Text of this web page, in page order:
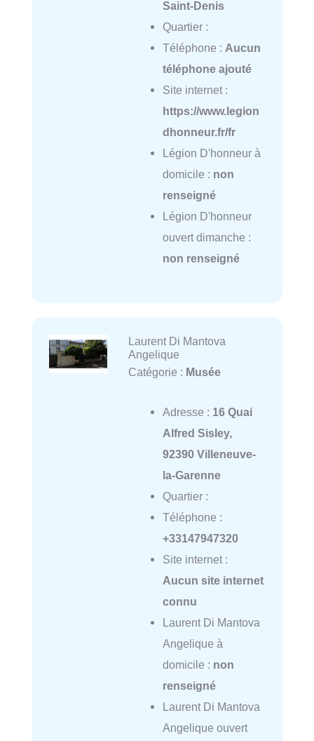
Saint-Denis
Quartier :
Téléphone : Aucun
téléphone ajouté
Site internet :
https://www.legion
dhonneur.fr/fr
Légion D'honneur à
domicile : non
renseigné
Légion D'honneur
ouvert dimanche :
non renseigné
Laurent Di Mantova
Angelique
Catégorie : Musée
Adresse : 16 Quai
Alfred Sisley,
92390 Villeneuve-
la-Garenne
Quartier :
Téléphone :
+33147947320
Site internet :
Aucun site internet
connu
Laurent Di Mantova
Angelique à
domicile : non
renseigné
Laurent Di Mantova
Angelique ouvert